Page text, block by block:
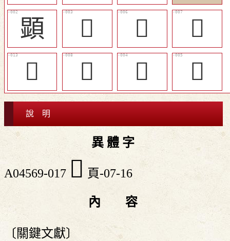
顕
𩔰 󶪝
󶪞
󶪢
󶪟 󶪛 󶪜
說 明
異 體 字
A04569-017 󶪦 頁-07-16
內 容
〔關鍵文獻〕